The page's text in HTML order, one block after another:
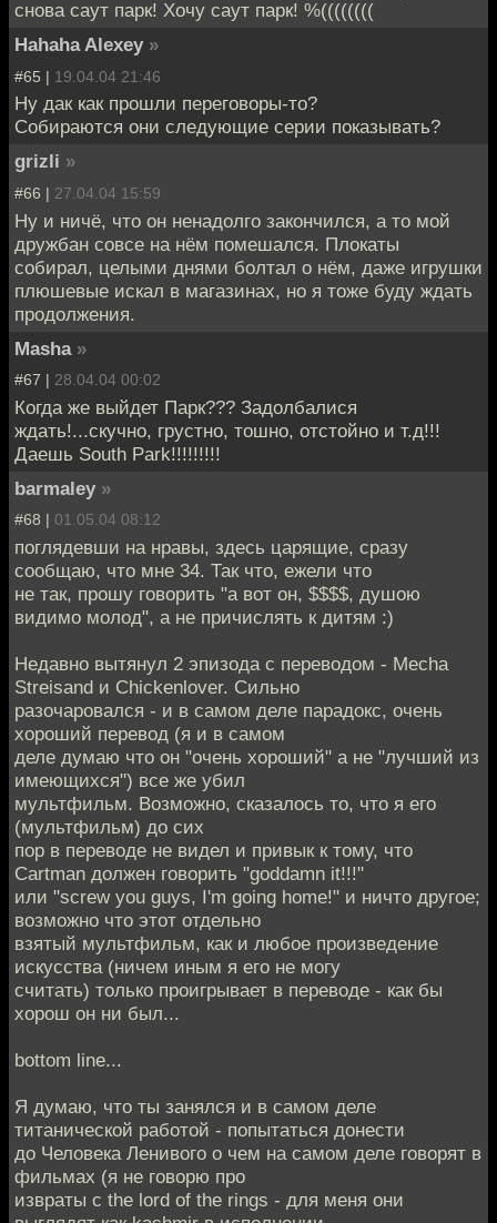
снова саут парк! Хочу саут парк! %((((((((
Hahaha Alexey »
#65 | 19.04.04 21:46
Ну дак как прошли переговоры-то?
Собираются они следующие серии показывать?
grizli »
#66 | 27.04.04 15:59
Ну и ничё, что он ненадолго закончился, а то мой
дружбан совсе на нём помешался. Плокаты
собирал, целыми днями болтал о нём, даже игрушки
плюшевые искал в магазинах, но я тоже буду ждать
продолжения.
Masha »
#67 | 28.04.04 00:02
Когда же выйдет Парк??? Задолбалися
ждать!...скучно, грустно, тошно, отстойно и т.д!!!
Даешь South Park!!!!!!!!!
barmaley »
#68 | 01.05.04 08:12
поглядевши на нравы, здесь царящие, сразу
сообщаю, что мне 34. Так что, ежели что
не так, прошу говорить "а вот он, $$$$, душою
видимо молод", а не причислять к дитям :)
Недавно вытянул 2 эпизода с переводом - Mechа
Streisand и Chickenlover. Сильно
разочаровался - и в самом деле парадокс, очень
хороший перевод (я и в самом
деле думаю что он "очень хороший" а не "лучший из
имеющихся") все же убил
мультфильм. Возможно, сказалось то, что я его
(мультфильм) до сих
пор в переводе не видел и привык к тому, что
Cartman должен говорить "goddamn it!!!"
или "screw you guys, I'm going home!" и ничто другое;
возможно что этот отдельно
взятый мультфильм, как и любое произведение
искусства (ничем иным я его не могу
считать) только проигрывает в переводе - как бы
хорош он ни был...
bottom line...
Я думаю, что ты занялся и в самом деле
титанической работой - попытаться донести
до Человека Ленивого о чем на самом деле говорят в
фильмах (я не говорю про
извраты с the lord of the rings - для меня они